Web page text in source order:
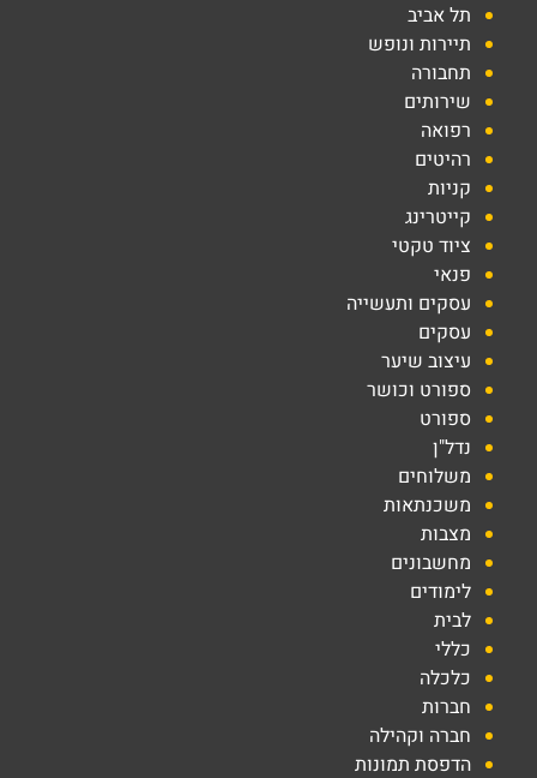
תל אביב
תיירות ונופש
תחבורה
שירותים
רפואה
רהיטים
קניות
קייטרינג
ציוד טקטי
פנאי
עסקים ותעשייה
עסקים
עיצוב שיער
ספורט וכושר
ספורט
נדל"ן
משלוחים
משכנתאות
מצבות
מחשבונים
לימודים
לבית
כללי
כלכלה
חברות
חברה וקהילה
הדפסת תמונות